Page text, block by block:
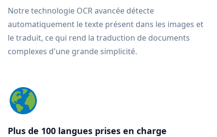
Notre technologie OCR avancée détecte
automatiquement le texte présent dans les images et
le traduit, ce qui rend la traduction de documents
complexes d'une grande simplicité.
Plus de 100 langues prises en charge